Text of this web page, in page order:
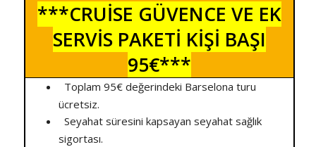
***CRUİSE GÜVENCE VE EK
SERVİS PAKETİ KİŞİ BAŞI
95€***
Toplam 95€ değerindeki Barselona turu
ücretsiz.
Seyahat süresini kapsayan seyahat sağlık
sigortası.